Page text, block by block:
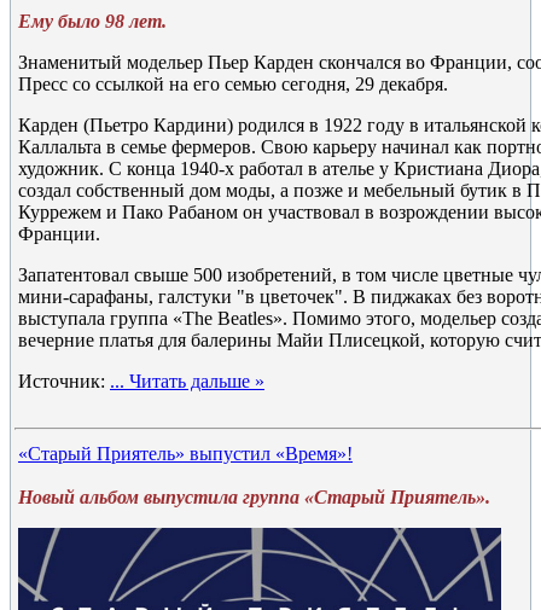
Ему было 98 лет.
Знаменитый модельер Пьер Карден скончался во Франции,
Пресс со ссылкой на его семью сегодня, 29 декабря.
Карден (Пьетро Кардини) родился в 1922 году в
Каллальта в семье фермеров. Свою карьеру начинал как
художник. С конца 1940-х работал в ателье у Кристиана
создал собственный дом моды, а позже и мебельный бутик в
Куррежем и Пако Рабаном он участвовал в возрождении
Франции.
Запатентовал свыше 500 изобретений, в том числе цветные
мини-сарафаны, галстуки "в цветочек". В пиджаках без
выступала группа «The Beatles». Помимо этого, модельер
вечерние платья для балерины Майи Плисецкой, которую
Источник: ... Читать дальше »
«Старый Приятель» выпустил «Время»!
Новый альбом выпустила группа «Старый Приятель».